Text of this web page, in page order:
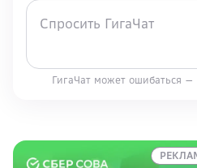
ГигаЧат может ошибаться —